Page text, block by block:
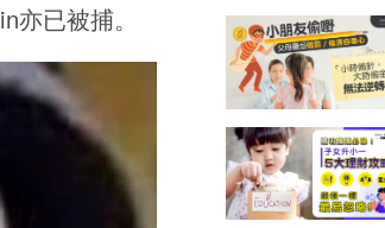
已被捕。